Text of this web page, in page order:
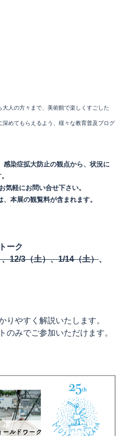
人の方々まで、美術館で楽しくすごした
深めてもらえるよう、様々な教育普及プログ
染症拡大防止の観点から、状況に
軽にお問い合せ下さい。
本展の観覧料が含まれます。
ーク
、12/3（土）、1/14（土）、
りやすく解説いたします。
のみでご参加いただけます。